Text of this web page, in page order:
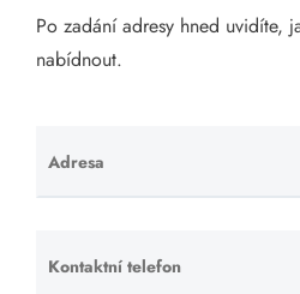
Katalog A-seznam.cz
Visací zámky - TOKOZ
Po zadání adresy hned uvidíte,
nabídnout.
Adresa
Ponechte
toto pole
Kontaktní telefon
Ponechte